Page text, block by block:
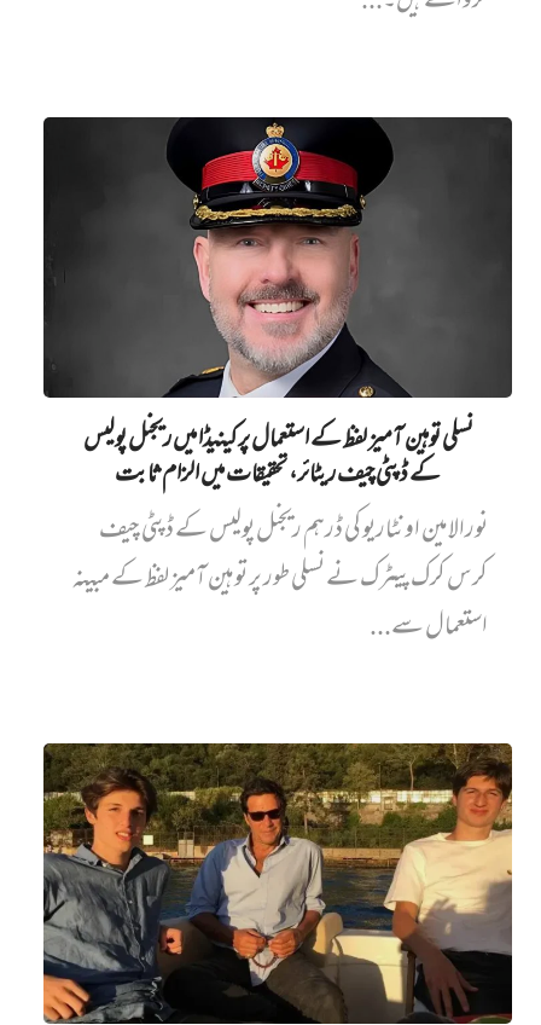
نسلی توہین آمیز لفظ کے استعمال پر کینیڈا میں ریجنل پولیس
کے ڈپٹی چیف ریٹائر، تحقیقات میں الزام ثابت
نورالامین اونٹاریو کی ڈرہم ریجنل پولیس کے ڈپٹی چیف
کرس کرک پیٹرک نے نسلی طور پر توہین آمیز لفظ کے مبینہ
استعمال سے...